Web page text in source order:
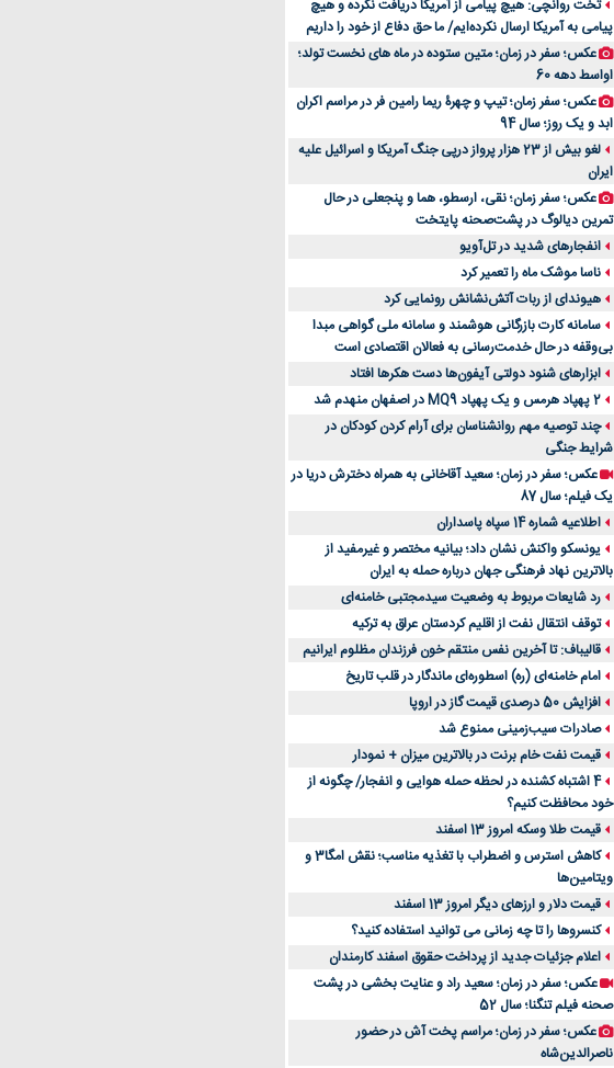
راهنمای جامع بهترین کفش ورزشی برای دویدن و استفاده
روزمره | بررسی ۱۲ مدل برتر
تخت روانچی: هیچ پیامی از آمریکا دریافت نکرده و هیچ
پیامی به آمریکا ارسال نکرده‌ایم/ ما حق دفاع از خود را داریم
عکس؛ سفر در زمان؛ متین ستوده در ماه های نخست تولد؛
اواسط دهه 60
عکس؛ سفر زمان؛ تیپ و چهرۀ ریما رامین فر در مراسم اکران
ابد و یک روز؛ سال 94
لغو بیش از 23 هزار پرواز درپی جنگ آمریکا و اسرائیل علیه
ایران
عکس؛ سفر زمان؛ نقی، ارسطو، هما و پنجعلی در حال
تمرین دیالوگ در پشت‌صحنه پایتخت
انفجارهای شدید در تل‌آویو
ناسا موشک ماه را تعمیر کرد
هیوندای از ربات آتش‌نشانش رونمایی کرد
سامانه کارت بازرگانی هوشمند و سامانه ملی گواهی مبدا
بی‌وقفه در حال خدمت‌رسانی به فعالان اقتصادی است
ابزارهای شنود دولتی آیفون‌ها دست هکرها افتاد
2 پهپاد هرمس و یک پهپاد MQ9 در اصفهان منهدم شد
چند توصیه مهم روانشناسان برای آرام کردن کودکان در
شرایط جنگی
عکس؛ سفر در زمان؛ سعید آقاخانی به همراه دخترش دریا در
یک فیلم؛ سال 87
اطلاعیه شماره 14 سپاه پاسداران
یونسکو واکنش نشان داد؛ بیانیه مختصر و غیرمفید از
بالاترین نهاد فرهنگی جهان درباره حمله به ایران
رد شایعات مربوط به وضعیت سیدمجتبی خامنه‌ای
توقف انتقال نفت از اقلیم کردستان عراق به ترکیه
قالیباف: تا آخرین نفس منتقم خون فرزندان مظلوم ایرانیم
امام خامنه‌ای (ره) اسطوره‌ای ماندگار در قلب تاریخ
افزایش 50 درصدی قیمت گاز در اروپا
صادرات سیب‌زمینی ممنوع شد
قیمت نفت خام برنت در بالاترین میزان + نمودار
4 اشتباه کشنده در لحظه حمله هوایی و انفجار/ چگونه از
خود محافظت کنیم؟
قیمت طلا وسکه امروز 13 اسفند
کاهش استرس و اضطراب با تغذیه مناسب؛ نقش امگا3 و
ویتامین‌ها
قیمت دلار و ارزهای دیگر امروز 13 اسفند
کنسروها را تا چه زمانی می توانید استفاده کنید؟
اعلام جزئیات جدید از پرداخت حقوق اسفند کارمندان
عکس؛ سفر در زمان؛ سعید راد و عنایت بخشی در پشت
صحنه فیلم تنگنا؛ سال 52
عکس؛ سفر در زمان؛ مراسم پخت آش در حضور
ناصرالدین‌شاه